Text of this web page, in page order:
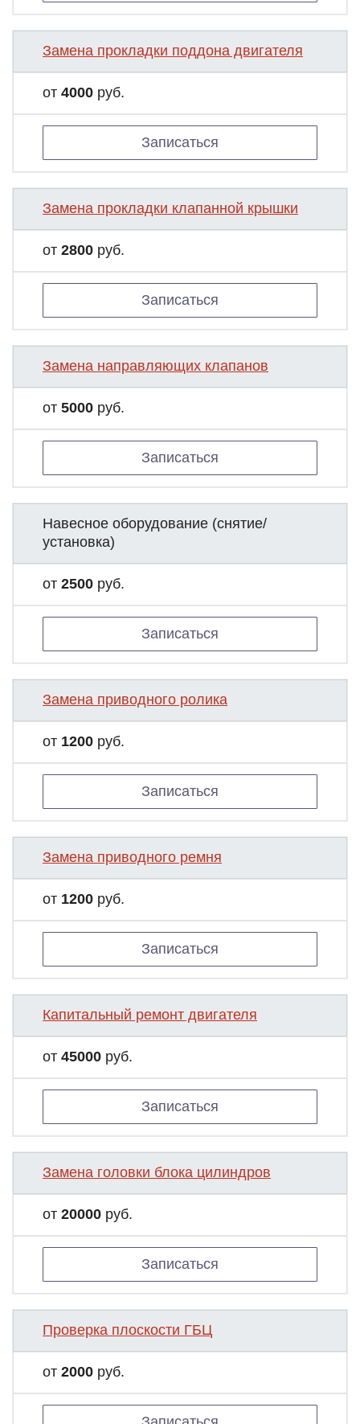
Замена прокладки поддона двигателя
от 4000 руб.
Записаться
Замена прокладки клапанной крышки
от 2800 руб.
Записаться
Замена направляющих клапанов
от 5000 руб.
Записаться
Навесное оборудование (снятие/
установка)
от 2500 руб.
Записаться
Замена приводного ролика
от 1200 руб.
Записаться
Замена приводного ремня
от 1200 руб.
Записаться
Капитальный ремонт двигателя
от 45000 руб.
Записаться
Замена головки блока цилиндров
от 20000 руб.
Записаться
Проверка плоскости ГБЦ
от 2000 руб.